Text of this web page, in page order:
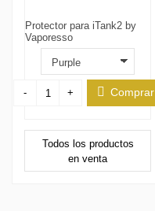
Protector para iTank2 by
Vaporesso
- + Comprar
Todos los productos
en venta